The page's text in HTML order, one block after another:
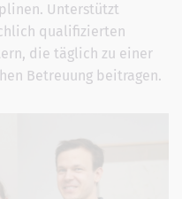
Unterstützt
qualifizierten
die täglich zu einer
Betreuung beitragen.